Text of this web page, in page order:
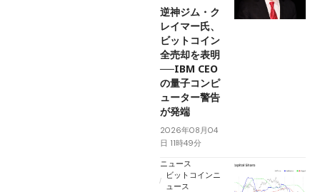
逆神ジム・ク
レイマー氏、
ビットコイン
全売却を表明
──IBM CEO
の量子コンピ
ューター警告
が発端
2026年08月04
日 11時49分
ニュース
ビットコインニ
ュース